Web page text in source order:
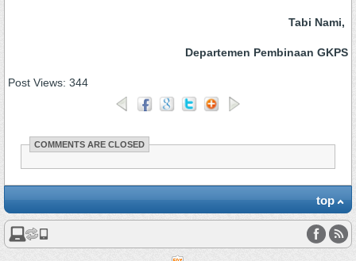
Tabi Nami,
Departemen Pembinaan GKPS
Post Views: 344
COMMENTS ARE CLOSED
top